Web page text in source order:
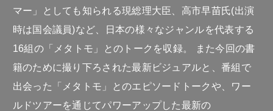
マー」としても知られる現総理大臣、高市早苗氏(出演
時は国会議員)など、日本の様々なジャンルを代表する
16組の「メタトモ」とのトークを収録。 また今回の書
籍のために撮り下ろされた最新ビジュアルと、番組で
出会った「メタトモ」とのエピソードトークや、ワー
ルドツアーを通じてパワーアップした最新の